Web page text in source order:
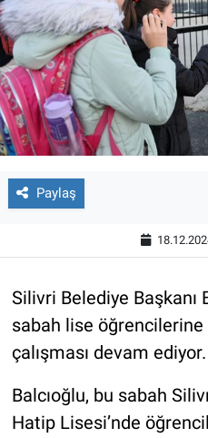
Paylaş
Silivri Belediye Başkanı
sabah lise öğrencilerine
çalışması devam ediyor.
Balcıoğlu, bu sabah
Hatip Lisesi’nde